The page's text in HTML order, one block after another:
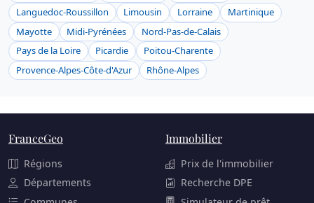
Languedoc-Roussillon
Limousin Lorraine
Martinique
Mayotte
Midi-Pyrénées
Nord-Pas-de-Calais
Pays de la Loire
Picardie
Poitou-Charente
Provence-Alpes-Côte-d'Azur
Rhône-Alpes
FranceGeo
Régions
Départements
Immobilier
Prix de l'immobilier
Recherche DPE